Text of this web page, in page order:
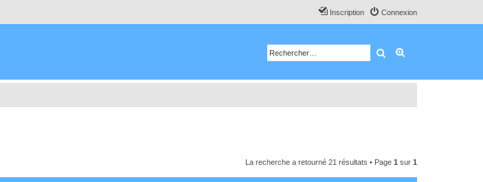
Connexion
Inscription
Rechercher
La recherche a retourné 21 résultats • Page 1 sur 1